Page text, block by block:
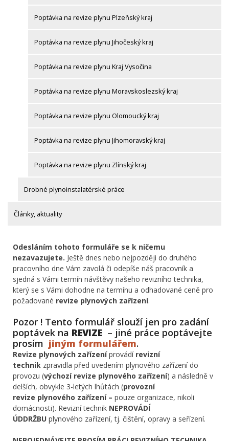
Poptávka na revize plynu Plzeňský kraj
Poptávka na revize plynu Jihočeský kraj
Poptávka na revize plynu Kraj Vysočina
Poptávka na revize plynu Moravskoslezský kraj
Poptávka na revize plynu Olomoucký kraj
Poptávka na revize plynu Jihomoravský kraj
Poptávka na revize plynu Zlínský kraj
Drobné plynoinstalatérské práce
Články, aktuality
Odesláním tohoto formuláře se k ničemu
nezavazujete. Ještě dnes nebo nejpozději do druhého
pracovního dne Vám zavolá či odepíše náš pracovník a
sjedná s Vámi termín návštěvy našeho revizního technika,
který se s Vámi dohodne na termínu a odhadované ceně pro
požadované revize plynových zařízení.
Pozor ! Tento formulář slouží jen pro zadání
poptávek na REVIZE – jiné práce poptávejte
prosím jiným formulářem.
Revize plynových zařízeníprovádí revizní
technik zpravidla před uvedením plynového zařízení do
provozu (výchozí revize plynového zařízení) a následně v
delších, obvykle 3-letých lhůtách (provozní
revize plynového zařízení – pouze organizace, nikoli
domácnosti). Revizní technik NEPROVÁDÍ
ÚDDRŽBU plynového zařízení, tj. čištění, opravy a seřízení.